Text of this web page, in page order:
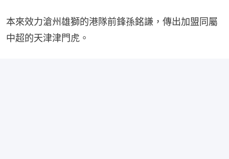
本來效力滄州雄獅的港隊前鋒孫銘謙，傳出加盟同屬
中超的天津津門虎。